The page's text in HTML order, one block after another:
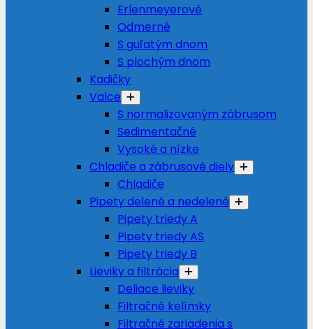
Erlenmeyerové
Odmerné
S guľatým dnom
S plochým dnom
Kadičky
Valce
S normalizovaným zábrusom
Sedimentačné
Vysoké a nízke
Chladiče a zábrusové diely
Chladiče
Pipety delené a nedelené
Pipety triedy A
Pipety triedy AS
Pipety triedy B
Lieviky a filtrácia
Deliace lieviky
Filtračné kelímky
Filtračné zariadenia s